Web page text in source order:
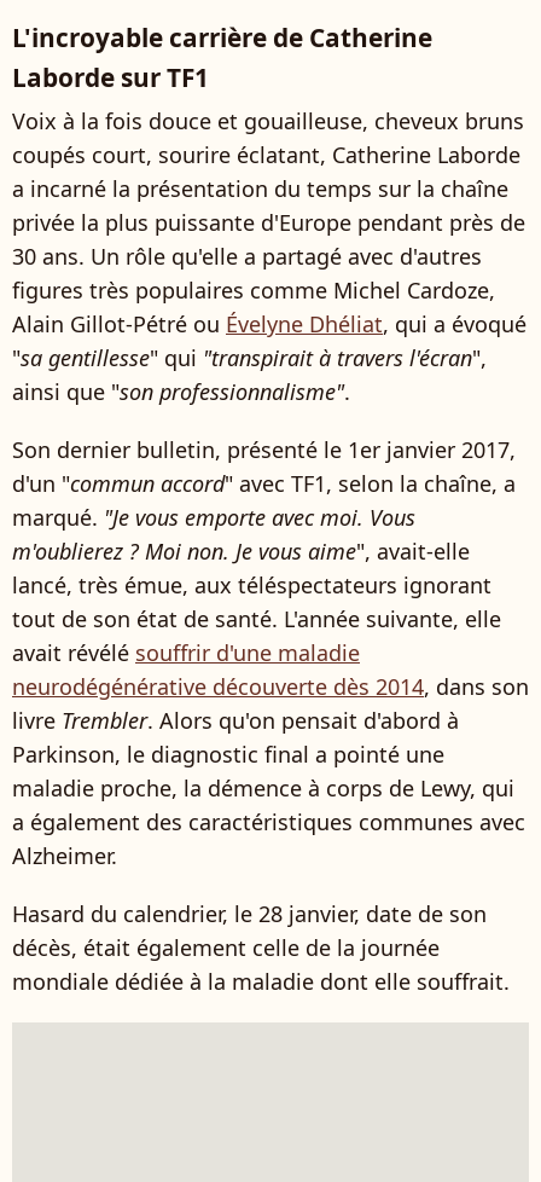
L'incroyable carrière de Catherine
Laborde sur TF1
Voix à la fois douce et gouailleuse, cheveux bruns
coupés court, sourire éclatant, Catherine Laborde
a incarné la présentation du temps sur la chaîne
privée la plus puissante d'Europe pendant près de
30 ans. Un rôle qu'elle a partagé avec d'autres
figures très populaires comme Michel Cardoze,
Alain Gillot-Pétré ou Évelyne Dhéliat, qui a évoqué
"sa gentillesse" qui "transpirait à travers l'écran",
ainsi que "son professionnalisme".
Son dernier bulletin, présenté le 1er janvier 2017,
d'un "commun accord" avec TF1, selon la chaîne, a
marqué. "Je vous emporte avec moi. Vous
m'oublierez ? Moi non. Je vous aime", avait-elle
lancé, très émue, aux téléspectateurs ignorant
tout de son état de santé. L'année suivante, elle
avait révélé souffrir d'une maladie
neurodégénérative découverte dès 2014, dans son
livre Trembler. Alors qu'on pensait d'abord à
Parkinson, le diagnostic final a pointé une
maladie proche, la démence à corps de Lewy, qui
a également des caractéristiques communes avec
Alzheimer.
Hasard du calendrier, le 28 janvier, date de son
décès, était également celle de la journée
mondiale dédiée à la maladie dont elle souffrait.